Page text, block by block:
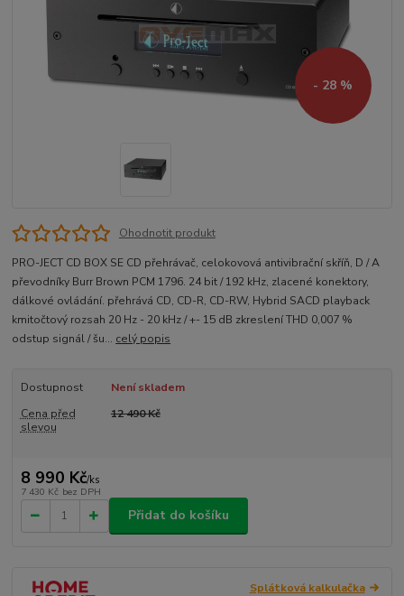
- 28 %
Ohodnotit produkt
PRO-JECT CD BOX SE CD přehrávač, celokovová antivibrační skříň, D / A
převodníky Burr Brown PCM 1796. 24 bit / 192 kHz, zlacené konektory,
dálkové ovládání. přehrává CD, CD-R, CD-RW, Hybrid SACD playback
kmitočtový rozsah 20 Hz - 20 kHz / +- 15 dB zkreslení THD 0,007 %
odstup signál / šu... celý popis
Dostupnost
Není skladem
Cena před
slevou
12 490 Kč
8 990 Kč/ks
7 430 Kč bez DPH
Přidat do košíku
Splátková kalkulačka